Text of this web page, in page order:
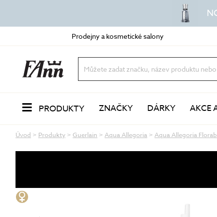
Prodejny a kosmetické salony
PRODUKTY
dvoufázové odličovače
LÍČENÍ
ZNAČKY DÁRKY AKCE
Úvod > Produkty > Guerlain > Aqua Allegoria > Aqua Allegoria